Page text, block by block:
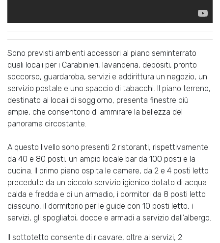
Sono previsti ambienti accessori al piano seminterrato
quali locali per i Carabinieri, lavanderia, depositi, pronto
soccorso, guardaroba, servizi e addirittura un negozio, un
servizio postale e uno spaccio di tabacchi. Il piano terreno,
destinato ai locali di soggiorno, presenta finestre più
ampie, che consentono di ammirare la bellezza del
panorama circostante.
A questo livello sono presenti 2 ristoranti, rispettivamente
da 40 e 80 posti, un ampio locale bar da 100 posti e la
cucina. Il primo piano ospita le camere, da 2 e 4 posti letto
precedute da un piccolo servizio igienico dotato di acqua
calda e fredda e di un armadio, i dormitori da 8 posti letto
ciascuno, il dormitorio per le guide con 10 posti letto, i
servizi, gli spogliatoi, docce e armadi a servizio dell’albergo.
Il sottotetto consente di ricavare, oltre ai servizi, 2